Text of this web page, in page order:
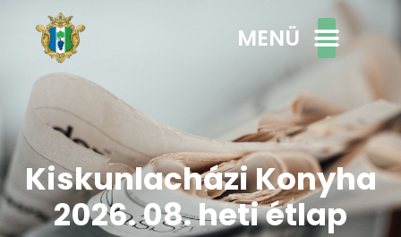
MENÜ
Kiskunlacházi Konyha
2026. 08. heti étlap